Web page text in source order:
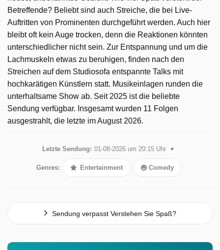
Betreffende? Beliebt sind auch Streiche, die bei Live-
Auftritten von Prominenten durchgeführt werden. Auch hier
bleibt oft kein Auge trocken, denn die Reaktionen könnten
unterschiedlicher nicht sein. Zur Entspannung und um die
Lachmuskeln etwas zu beruhigen, finden nach den
Streichen auf dem Studiosofa entspannte Talks mit
hochkarätigen Künstlern statt. Musikeinlagen runden die
unterhaltsame Show ab. Seit 2025 ist die beliebte
Sendung verfügbar. Insgesamt wurden 11 Folgen
ausgestrahlt, die letzte im August 2026.
Letzte Sendung: 01-08-2026 um 20:15 Uhr
Genres: Entertainment Comedy
Sendung verpasst Verstehen Sie Spaß?